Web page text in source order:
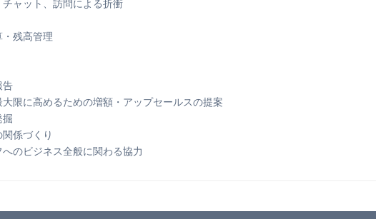
チャット、訪問による折衝
・残高管理
告
大限に高めるための増額・アップセールスの提案
掘
関係づくり
へのビジネス全般に関わる協力